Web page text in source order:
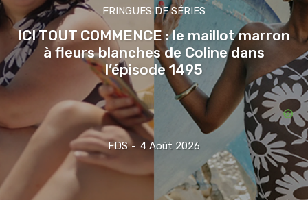
FRINGUES DE SÉRIES
ICI TOUT COMMENCE : le maillot marron
à fleurs blanches de Coline dans
l’épisode 1495
FDS - 4 Août 2026